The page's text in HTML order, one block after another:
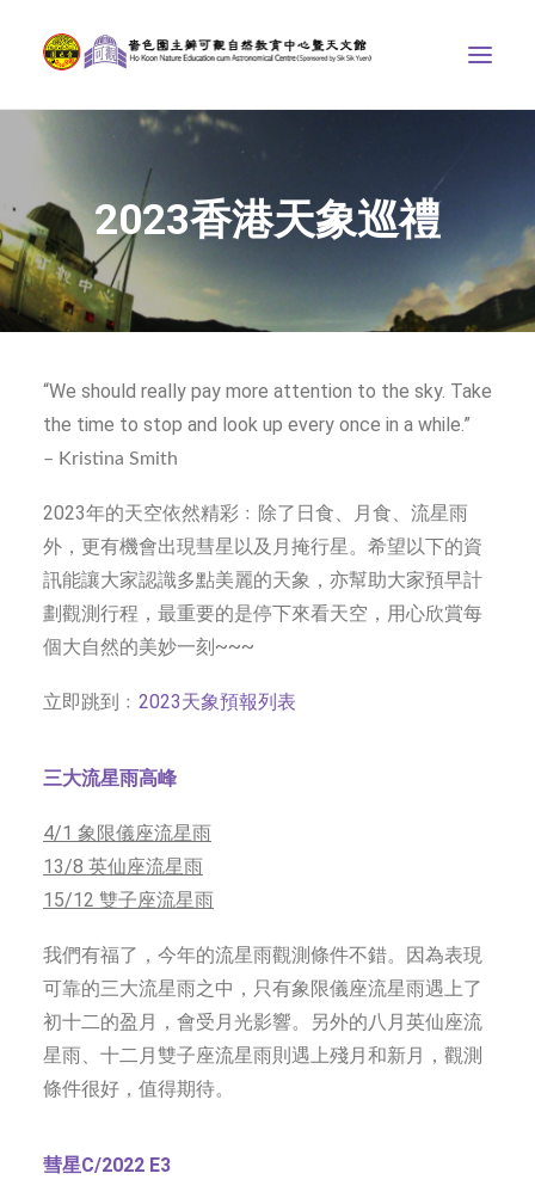
學界課程
天文館
博物天地
聯絡我們
社交平台
字型大小
2023香港天象巡禮
“We should really pay more attention to the sky. Take
the time to stop and look up every once in a while.”
– Kristina Smith
2023年的天空依然精彩﹕除了日食、月食、流星雨
外，更有機會出現彗星以及月掩行星。希望以下的資
訊能讓大家認識多點美麗的天象，亦幫助大家預早計
劃觀測行程，最重要的是停下來看天空，用心欣賞每
個大自然的美妙一刻~~~
立即跳到﹕ 2023天象預報列表
三大流星雨高峰
4/1 象限儀座流星雨
13/8 英仙座流星雨
15/12 雙子座流星雨
我們有福了，今年的流星雨觀測條件不錯。因為表現
可靠的三大流星雨之中，只有象限儀座流星雨遇上了
初十二的盈月，會受月光影響。另外的八月英仙座流
星雨、十二月雙子座流星雨則遇上殘月和新月，觀測
條件很好，值得期待。
彗星C/2022 E3